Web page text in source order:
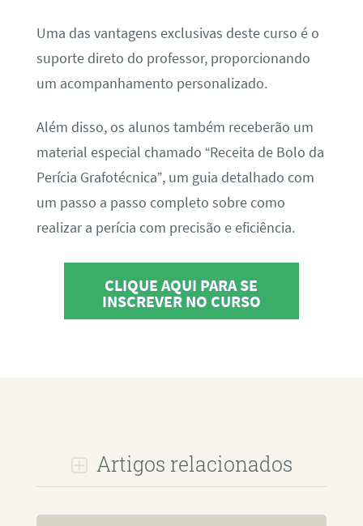
Uma das vantagens exclusivas deste curso é o
suporte direto do professor, proporcionando
um acompanhamento personalizado.
Além disso, os alunos também receberão um
material especial chamado “Receita de Bolo da
Perícia Grafotécnica”, um guia detalhado com
um passo a passo completo sobre como
realizar a perícia com precisão e eficiência.
CLIQUE AQUI PARA SE
INSCREVER NO CURSO
Artigos relacionados